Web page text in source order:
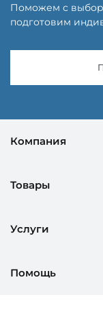
Поможем с
подготовим
Компания
Товары
Услуги
Помощь